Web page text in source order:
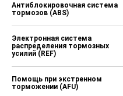
Антиблокировочная система
тормозов (ABS)
Электронная система
распределения тормозных
усилий (REF)
Помощь при экстренном
торможении (AFU)